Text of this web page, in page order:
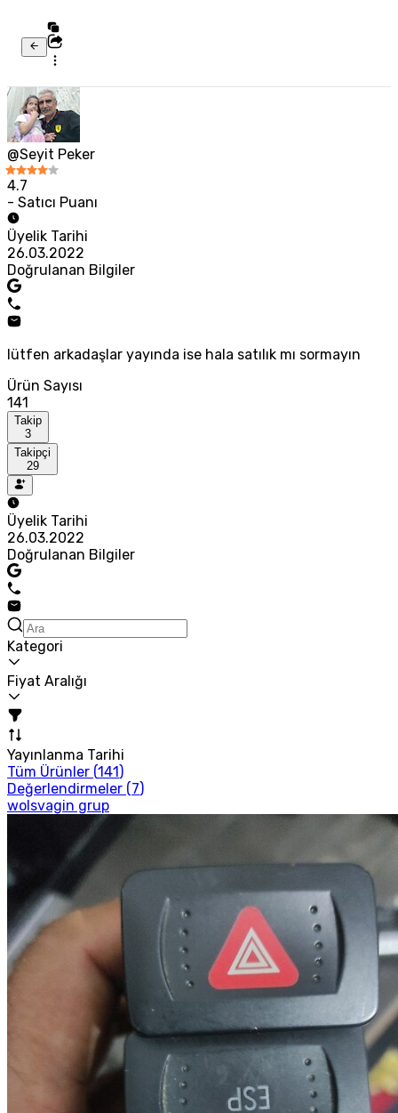
@Seyit Peker
4.7
- Satıcı Puanı
Üyelik Tarihi
26.03.2022
Doğrulanan Bilgiler
lütfen arkadaşlar yayında ise hala satılık mı sormayın
Ürün Sayısı
141
Takip
3
Takipçi
29
Üyelik Tarihi
26.03.2022
Doğrulanan Bilgiler
Kategori
Fiyat Aralığı
Yayınlanma Tarihi
Tüm Ürünler (141)
Değerlendirmeler (7)
wolsvagin grup